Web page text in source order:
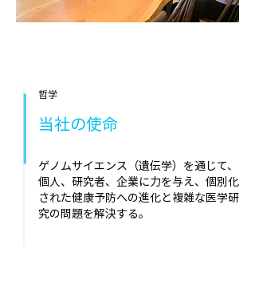
哲学
当社の使命
ゲノムサイエンス（遺伝学）を通じて、
個人、研究者、企業に力を与え、個別化
された健康予防への進化と複雑な医学研
究の問題を解決する。